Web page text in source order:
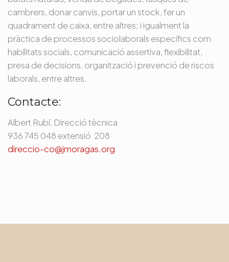
cambrers, donar canvis, portar un stock, fer un
quadrament de caixa, entre altres; i igualment la
pràctica de processos sociolaborals específics com
habilitats socials, comunicació assertiva, flexibilitat,
presa de decisions, organització i prevenció de riscos
laborals, entre altres.
Contacte:
Albert Rubí, Direcció tècnica
936 745 048 extensió 208
direccio-co@jmoragas.org